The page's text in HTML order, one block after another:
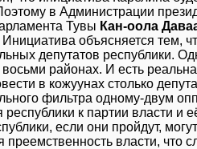
в Администрации
Тувы Кан-оола
Инициатива объясняется тем,
депутатов республики.
районах. И есть
в кожуунах столько
фильтра одному-двум
республики к партии власти и
если они пройдут,
преемственность власти, что